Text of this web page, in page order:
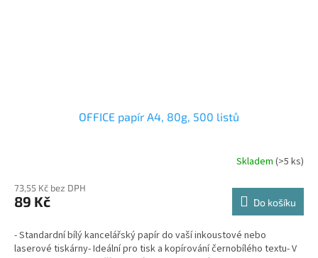
OFFICE papír A4, 80g, 500 listů
Skladem (>5 ks)
73,55 Kč bez DPH
89 Kč Do košíku
- Standardní bílý kancelářský papír do vaší inkoustové nebo
laserové tiskárny- Ideální pro tisk a kopírování černobílého textu- V